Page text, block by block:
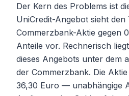
Der Kern des Problems ist
UniCredit-Angebot sieht
Commerzbank-Aktie gegen
Anteile vor. Rechnerisch
dieses Angebots unter dem
der Commerzbank. Die
36,30 Euro — unabhängige